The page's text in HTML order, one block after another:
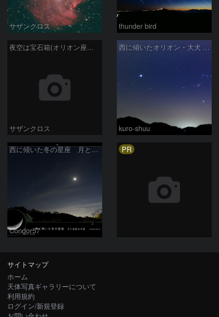
サザンクロス thunder bird
夜空は宝石箱(オリオン座大星雲 M42) Seestar50
サザンクロス
西に傾いたオリオン・大犬 (2026/04/21)
kuro-shuu
西に傾いた冬の星座 月と金星＆木星
Condor57
PR
サイトマップ
ホーム
天体写真ギャラリーについて
利用規約
ログイン/新規登録